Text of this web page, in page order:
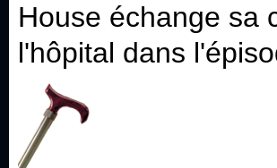
House échange sa
l'hôpital dans